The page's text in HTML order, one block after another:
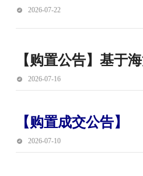
2026-07-22
【购置公告】基于
2026-07-16
【购置成交公告】
2026-07-10